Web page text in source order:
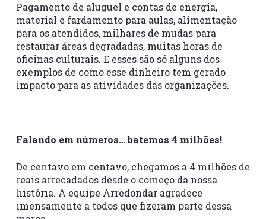
Pagamento de aluguel e contas de energia,
material e fardamento para aulas, alimentação
para os atendidos, milhares de mudas para
restaurar áreas degradadas, muitas horas de
oficinas culturais. E esses são só alguns dos
exemplos de como esse dinheiro tem gerado
impacto para as atividades das organizações.
Falando em números… batemos 4 milhões!
De centavo em centavo, chegamos a 4 milhões de
reais arrecadados desde o começo da nossa
história. A equipe Arredondar agradece
imensamente a todos que fizeram parte dessa